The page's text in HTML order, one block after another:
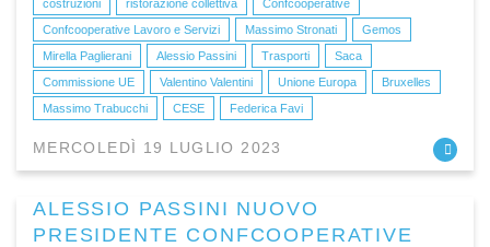
costruzioni
ristorazione collettiva
Confcooperative
Confcooperative Lavoro e Servizi
Massimo Stronati
Gemos
Mirella Paglierani
Alessio Passini Trasporti
Saca
Commissione UE
Valentino Valentini Unione Europa
Bruxelles
Massimo Trabucchi
CESE Federica Favi
MERCOLEDÌ 19 LUGLIO 2023
ALESSIO PASSINI NUOVO
PRESIDENTE CONFCOOPERATIVE